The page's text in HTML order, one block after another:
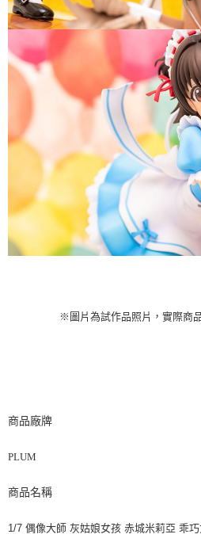
※圖片為試作品照片，實際商
商品廠牌
PLUM
商品名稱
1/7 偶像大師 灰姑娘女孩 赤城米莉亞 乖